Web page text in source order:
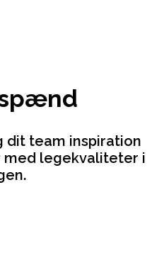
dit team inspiration
legekvaliteter i